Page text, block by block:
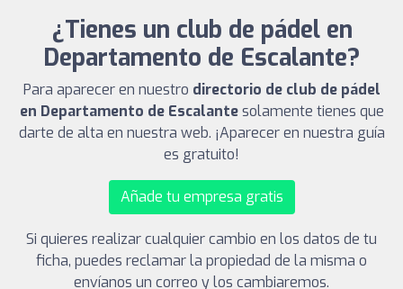
¿Tienes un club de pádel en
Departamento de Escalante?
Para aparecer en nuestro directorio de club de pádel
en Departamento de Escalantesolamente tienes que
darte de alta en nuestra web. ¡Aparecer en nuestra guía
es gratuito!
Añade tu empresa gratis
Si quieres realizar cualquier cambio en los datos de tu
ficha, puedes reclamar la propiedad de la misma o
envíanos un correo y los cambiaremos.